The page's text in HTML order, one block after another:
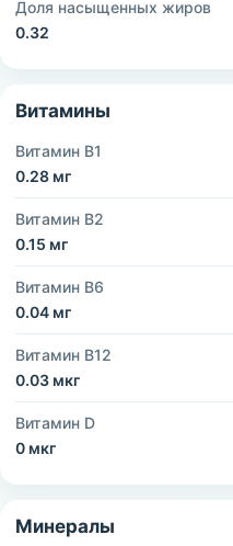
Доля насыщенных жиров
0.32
Витамины
Витамин B1
0.28 мг
Витамин B2
0.15 мг
Витамин B6
0.04 мг
Витамин B12
0.03 мкг
Витамин D
0 мкг
Минералы